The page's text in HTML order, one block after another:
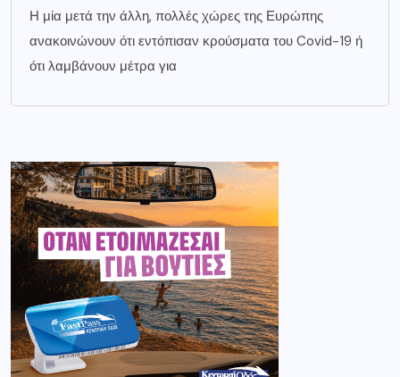
Η μία μετά την άλλη, πολλές χώρες της Ευρώπης
ανακοινώνουν ότι εντόπισαν κρούσματα του Covid-19 ή
ότι λαμβάνουν μέτρα για